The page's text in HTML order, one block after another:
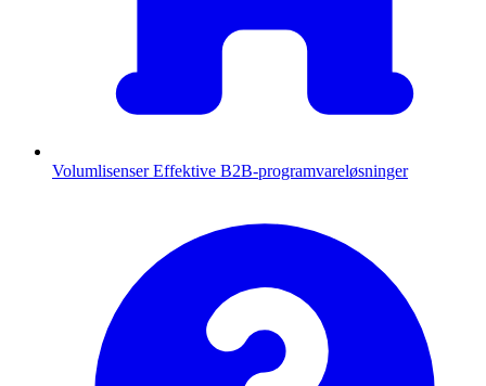
Volumlisenser Effektive B2B-programvareløsninger